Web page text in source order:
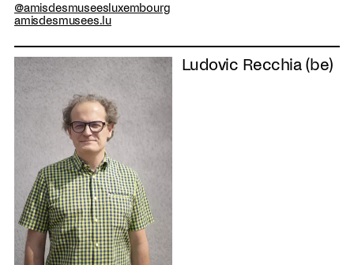
@amisdesmuseesluxembourg
amisdesmusees.lu
Ludovic Recchia (be)